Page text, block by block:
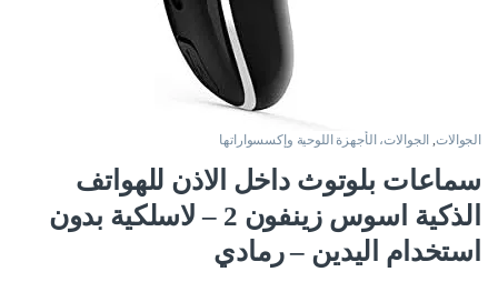
الجوالات الجوالات، الأجهزة اللوحية وإكسسواراتها
سماعات بلوتوث داخل الاذن للهواتف
الذكية اسوس زينفون 2 – لاسلكية بدون
استخدام اليدين – رمادي